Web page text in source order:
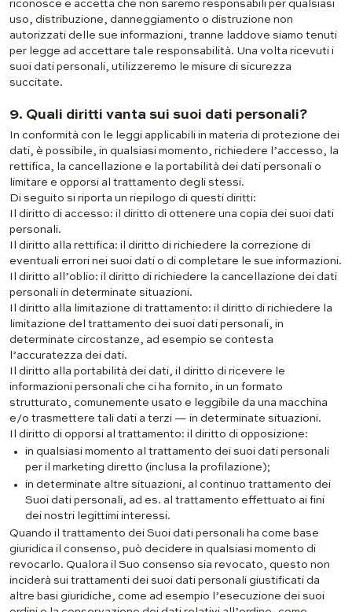
riconosce e accetta che non saremo responsabili per qualsiasi
uso, distribuzione, danneggiamento o distruzione non
autorizzati delle sue informazioni, tranne laddove siamo tenuti
per legge ad accettare tale responsabilità. Una volta ricevuti i
suoi dati personali, utilizzeremo le misure di sicurezza
succitate.
9. Quali diritti vanta sui suoi dati personali?
In conformità con le leggi applicabili in materia di protezione dei
dati, è possibile, in qualsiasi momento, richiedere l’accesso, la
rettifica, la cancellazione e la portabilità dei dati personali o
limitare e opporsi al trattamento degli stessi.
Di seguito si riporta un riepilogo di questi diritti:
Il diritto di accesso: il diritto di ottenere una copia dei suoi dati
personali.
Il diritto alla rettifica: il diritto di richiedere la correzione di
eventuali errori nei suoi dati o di completare le sue informazioni.
Il diritto all’oblio: il diritto di richiedere la cancellazione dei dati
personali in determinate situazioni.
Il diritto alla limitazione di trattamento: il diritto di richiedere la
limitazione del trattamento dei suoi dati personali, in
determinate circostanze, ad esempio se contesta
l’accuratezza dei dati.
Il diritto alla portabilità dei dati, il diritto di ricevere le
informazioni personali che ci ha fornito, in un formato
strutturato, comunemente usato e leggibile da una macchina
e/o trasmettere tali dati a terzi — in determinate situazioni.
Il diritto di opporsi al trattamento: il diritto di opposizione:
in qualsiasi momento al trattamento dei suoi dati personali
per il marketing diretto (inclusa la profilazione);
in determinate altre situazioni, al continuo trattamento dei
Suoi dati personali, ad es. al trattamento effettuato ai fini
dei nostri legittimi interessi.
Quando il trattamento dei Suoi dati personali ha come base
giuridica il consenso, può decidere in qualsiasi momento di
revocarlo. Qualora il Suo consenso sia revocato, questo non
inciderà sui trattamenti dei suoi dati personali giustificati da
altre basi giuridiche, come ad esempio l’esecuzione dei suoi